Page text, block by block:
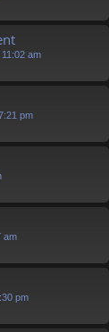
am
pm
am
pm